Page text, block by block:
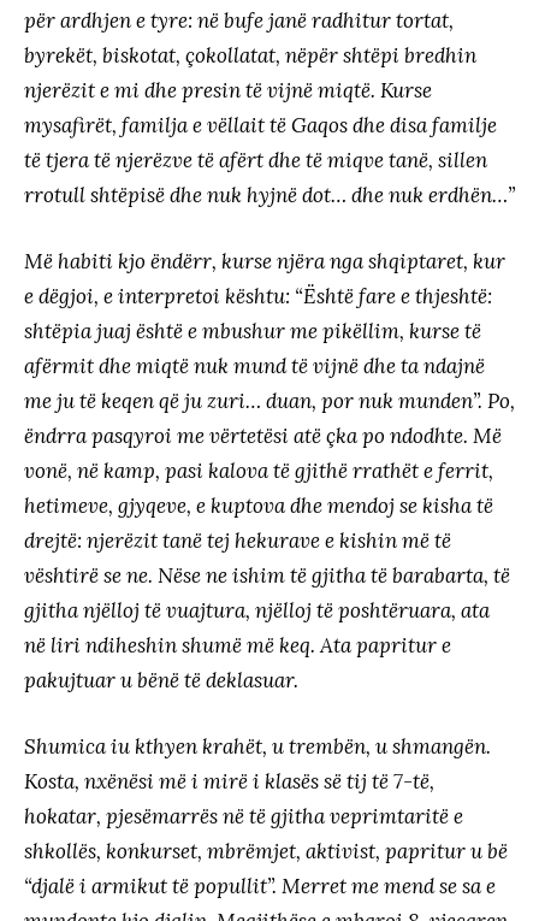
për ardhjen e tyre: në bufe janë radhitur tortat,
byrekët, biskotat, çokollatat, nëpër shtëpi bredhin
njerëzit e mi dhe presin të vijnë miqtë. Kurse
mysafirët, familja e vëllait të Gaqos dhe disa familje
të tjera të njerëzve të afërt dhe të miqve tanë, sillen
rrotull shtëpisë dhe nuk hyjnë dot… dhe nuk erdhën…”
Më habiti kjo ëndërr, kurse njëra nga shqiptaret, kur
e dëgjoi, e interpretoi kështu: “Është fare e thjeshtë:
shtëpia juaj është e mbushur me pikëllim, kurse të
afërmit dhe miqtë nuk mund të vijnë dhe ta ndajnë
me ju të keqen që ju zuri… duan, por nuk munden”. Po,
ëndrra pasqyroi me vërtetësi atë çka po ndodhte. Më
vonë, në kamp, pasi kalova të gjithë rrathët e ferrit,
hetimeve, gjyqeve, e kuptova dhe mendoj se kisha të
drejtë: njerëzit tanë tej hekurave e kishin më të
vështirë se ne. Nëse ne ishim të gjitha të barabarta, të
gjitha njëlloj të vuajtura, njëlloj të poshtëruara, ata
në liri ndiheshin shumë më keq. Ata papritur e
pakujtuar u bënë të deklasuar.
Shumica iu kthyen krahët, u trembën, u shmangën.
Kosta, nxënësi më i mirë i klasës së tij të 7-të,
hokatar, pjesëmarrës në të gjitha veprimtaritë e
shkollës, konkurset, mbrëmjet, aktivist, papritur u bë
“djalë i armikut të popullit”. Merret me mend se sa e